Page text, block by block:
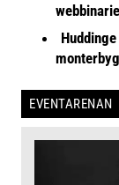
EVENTARENAN